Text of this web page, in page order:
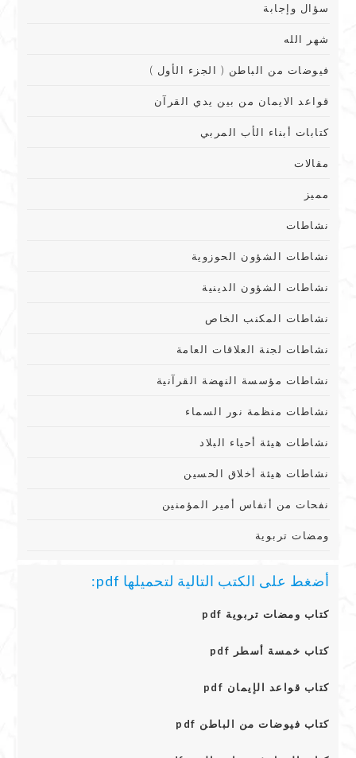
سؤال وإجابة
شهر الله
فيوضات من الباطن ( الجزء الأول )
قواعد الايمان من بين يدي القرآن
كتابات أبناء الأب المربي
مقالات
مميز
نشاطات
نشاطات الشؤون الحوزوية
نشاطات الشؤون الدينية
نشاطات المكنب الخاص
نشاطات لجنة العلاقات العامة
نشاطات مؤسسة النهضة القرآنية
نشاطات منظمة نور السماء
نشاطات هيئة أحياء البلاد
نشاطات هيئة أخلاق الحسين
نفحات من أنفاس أمير المؤمنين
ومضات تربوية
أضغط على الكتب التالية لتحميلها pdf:
كتاب ومضات تربوية pdf
كتاب خمسة أسطر pdf
كتاب قواعد الإيمان pdf
كتاب فيوضات من الباطن pdf